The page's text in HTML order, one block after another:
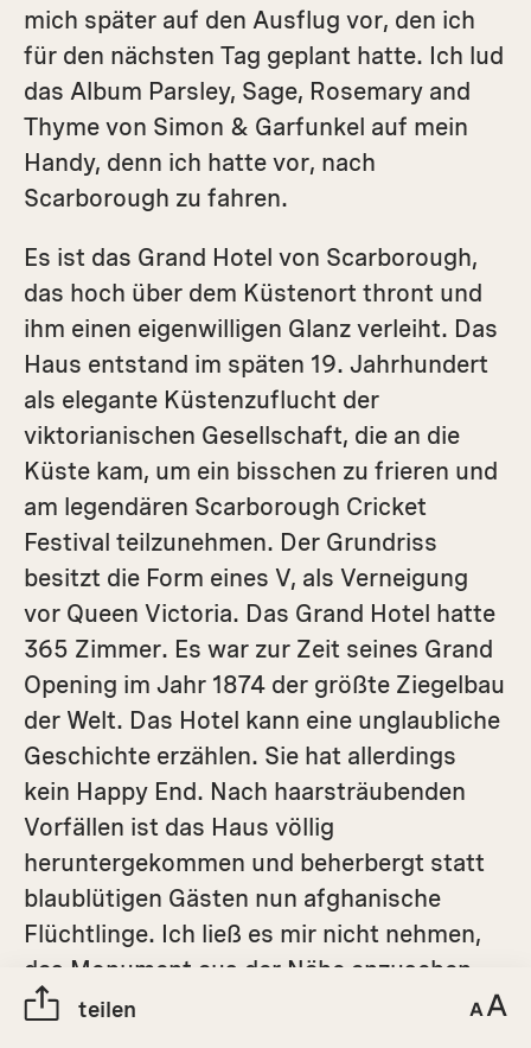
mich später auf den Ausflug vor, den ich
für den nächsten Tag geplant hatte. Ich lud
das Album Parsley, Sage, Rosemary and
Thyme von Simon & Garfunkel auf mein
Handy, denn ich hatte vor, nach
Scarborough zu fahren.
Es ist das Grand Hotel von Scarborough,
das hoch über dem Küstenort thront und
ihm einen eigenwilligen Glanz verleiht. Das
Haus entstand im späten 19. Jahrhundert
als elegante Küstenzuflucht der
viktorianischen Gesellschaft, die an die
Küste kam, um ein bisschen zu frieren und
am ­legendären Scarborough Cricket
Festival teilzunehmen. Der Grundriss
besitzt die Form eines V, als Verneigung
vor Queen Victoria. Das Grand Hotel hatte
365 Zimmer. Es war zur Zeit seines Grand
Opening im Jahr 1874 der größte Ziegelbau
der Welt. Das Hotel kann eine unglaubliche
Geschichte erzählen. Sie hat allerdings
kein Happy End. Nach haarsträubenden
Vorfällen ist das Haus völlig
heruntergekommen und beherbergt statt
blaublütigen Gästen nun afghanische
Flüchtlinge. Ich ließ es mir nicht nehmen,
das Monument aus der Nähe anzusehen.
Seine Schönheit ist immer noch sichtbar,
teilen